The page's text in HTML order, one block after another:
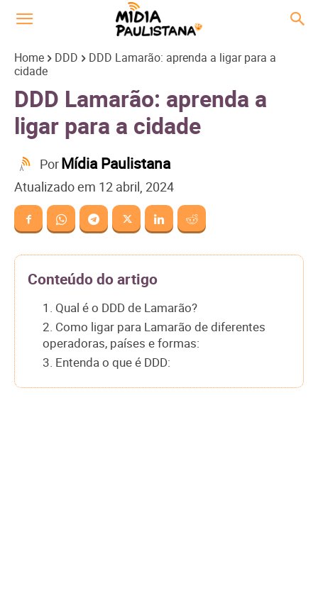
Home DDD
DDD Lamarão: aprenda a ligar para a
cidade
DDD Lamarão: aprenda a
ligar para a cidade
PorMídia Paulistana
Atualizado em 12 abril, 2024
Conteúdo do artigo
1. Qual é o DDD de Lamarão?
2. Como ligar para Lamarão de diferentes
operadoras, países e formas:
3. Entenda o que é DDD: